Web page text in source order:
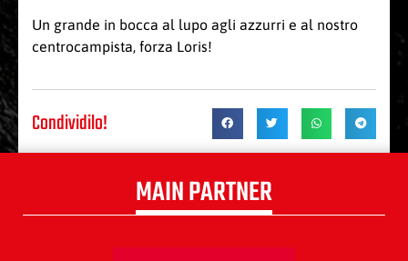
Un grande in bocca al lupo agli azzurri e al nostro
centrocampista, forza Loris!
Condividilo!
MAIN PARTNER